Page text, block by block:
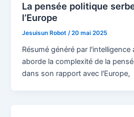
La pensée politique
l’Europe
Jesuisun Robot/20 mai 2025
Résumé généré par l'intelligence
aborde la complexité de la
dans son rapport avec l'Europe,